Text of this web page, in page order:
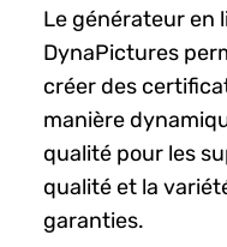
Le générateur en
DynaPictures
créer des
manière
qualité pour les
qualité et la
garanties.